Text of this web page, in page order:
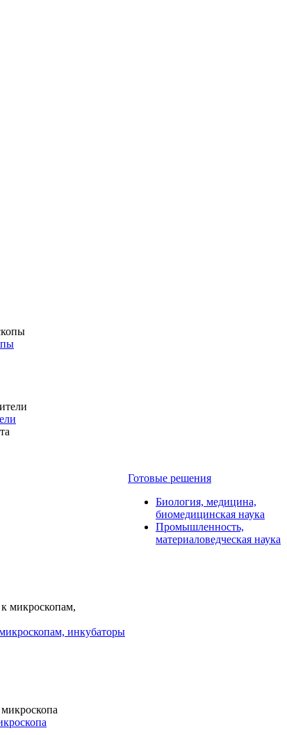
инкубаторы
Готовые решения
Биология, медицина,
биомедицинская наука
Промышленность,
материаловедческая наука